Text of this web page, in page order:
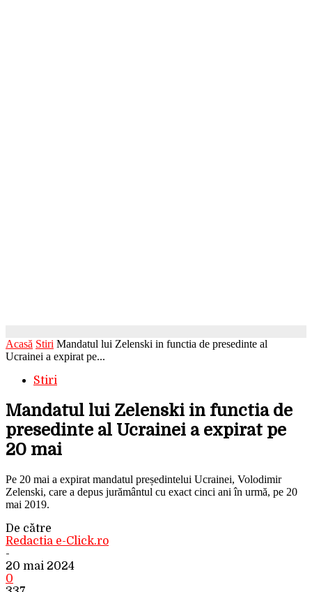
Acasă Stiri Mandatul lui Zelenski in functia de presedinte al
Ucrainei a expirat pe...
Stiri
Mandatul lui Zelenski in functia de
presedinte al Ucrainei a expirat pe
20 mai
Pe 20 mai a expirat mandatul președintelui Ucrainei, Volodimir
Zelenski, care a depus jurământul cu exact cinci ani în urmă, pe 20
mai 2019.
De către
Redactia e-Click.ro
-
20 mai 2024
0